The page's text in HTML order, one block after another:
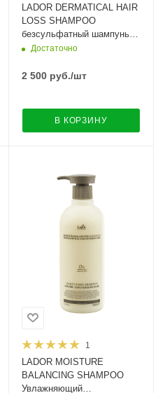
LADOR DERMATICAL HAIR
LOSS SHAMPOO
безсульфатный шампунь
против выпадения волос
Достаточно
2 500руб./шт
В КОРЗИНУ
1
LADOR MOISTURE
BALANCING SHAMPOO
Увлажняющий